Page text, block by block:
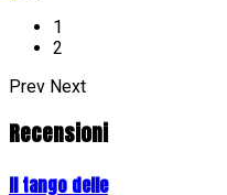
1
2
Prev Next
Recensioni
Il tango delle